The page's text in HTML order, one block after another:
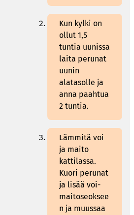
Kun kylki on
ollut 1,5
tuntia uunissa
laita perunat
uunin
alatasolle ja
anna paahtua
2 tuntia.
Lämmitä voi
ja maito
kattilassa.
Kuori perunat
ja lisää voi-
maitoseoksee
n ja muussaa